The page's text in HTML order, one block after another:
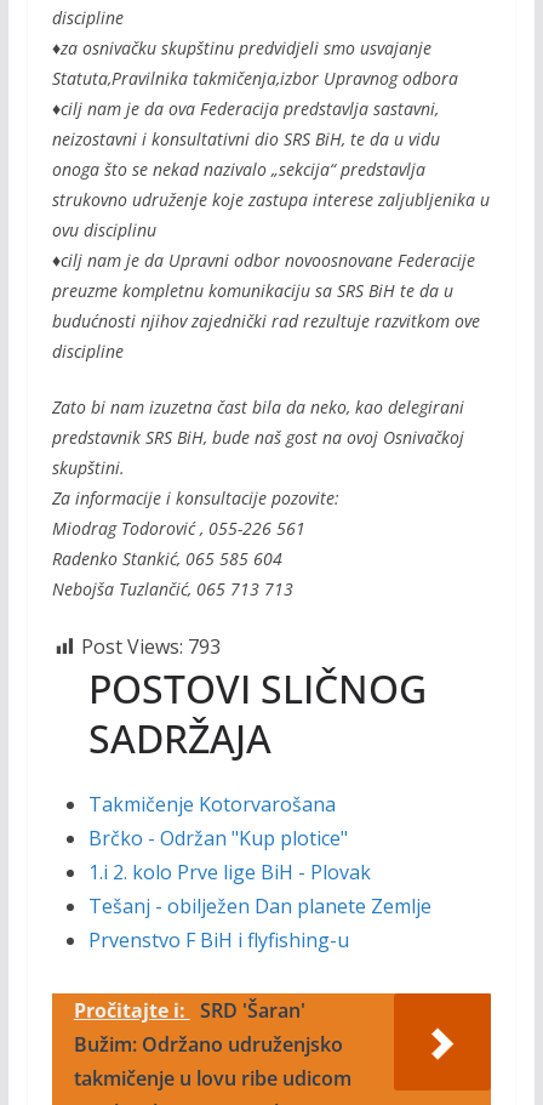
discipline
♦za osnivačku skupštinu predvidjeli smo usvajanje
Statuta,Pravilnika takmičenja,izbor Upravnog odbora
♦cilj nam je da ova Federacija predstavlja sastavni,
neizostavni i konsultativni dio SRS BiH, te da u vidu
onoga što se nekad nazivalo „sekcija“ predstavlja
strukovno udruženje koje zastupa interese zaljubljenika u
ovu disciplinu
♦cilj nam je da Upravni odbor novoosnovane Federacije
preuzme kompletnu komunikaciju sa SRS BiH te da u
budućnosti njihov zajednički rad rezultuje razvitkom ove
discipline
Zato bi nam izuzetna čast bila da neko, kao delegirani
predstavnik SRS BiH, bude naš gost na ovoj Osnivačkoj
skupštini.
Za informacije i konsultacije pozovite:
Miodrag Todorović , 055-226 561
Radenko Stankić, 065 585 604
Nebojša Tuzlančić, 065 713 713
Post Views: 793
POSTOVI SLIČNOG
SADRŽAJA
Takmičenje Kotorvarošana
Brčko - Održan "Kup plotice"
1.i 2. kolo Prve lige BiH - Plovak
Tešanj - obilježen Dan planete Zemlje
Prvenstvo F BiH i flyfishing-u
Pročitajte i: SRD 'Šaran'
Bužim: Održano udruženjsko
takmičenje u lovu ribe udicom